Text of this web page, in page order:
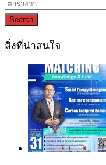
Search
สิ่งที่น่าสนใจ